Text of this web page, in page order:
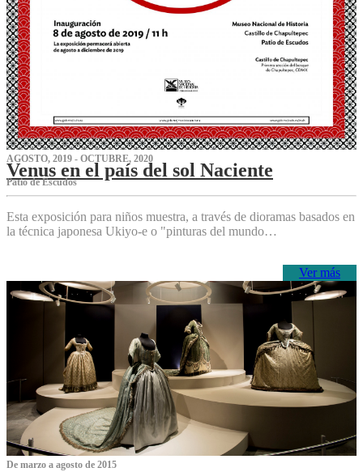
AGOSTO, 2019 - OCTUBRE, 2020
Venus en el país del sol Naciente
P‌atio de Escudos
Esta exposición para niños muestra, a través de dioramas basados en
la técnica japonesa Ukiyo-e o "pinturas del mundo…
Ver más
De marzo a agosto de 2015